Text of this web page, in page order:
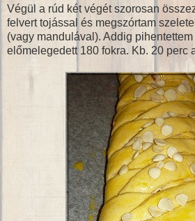
Végül a rúd két végét szorosan
felvert tojással és megszórtam
(vagy mandulával). Addig
előmelegedett 180 fokra. Kb. 20 perc